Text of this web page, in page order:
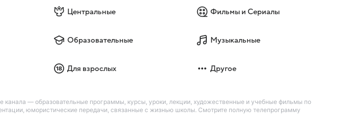
Центральные Фильмы и Сериалы
Образовательные Музыкальные
Для взрослых Другое
— образовательные программы, курсы, уроки, лекции, художественные и учебные фильмы по
юмористические передачи, связанные с жизнью школы. Смотрите полную телепрограмму